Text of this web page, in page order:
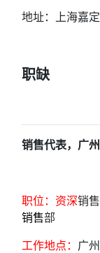
地址：上海嘉
职缺
销售代表，广州
职位： 资深
销售部
工作地点： 广州